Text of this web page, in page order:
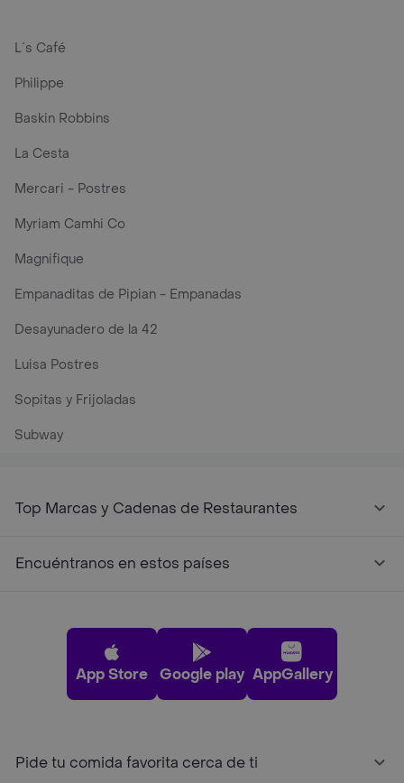
L´s Café
Philippe
Baskin Robbins
La Cesta
Mercari - Postres
Myriam Camhi Co
Magnifique
Empanaditas de Pipian - Empanadas
Desayunadero de la 42
Luisa Postres
Sopitas y Frijoladas
Subway
Top Marcas y Cadenas de Restaurantes
Encuéntranos en estos países
App Store Google play AppGallery
Pide tu comida favorita cerca de ti